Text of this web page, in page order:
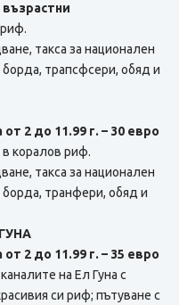
такса за национален
трапсфсери, обяд и
2 до 11.99 г. – 30 евро
коралов риф.
такса за национален
борда, транфери, обяд и
2 до 11.99 г. – 35 евро
на Ел Гуна с
си риф; пътуване с